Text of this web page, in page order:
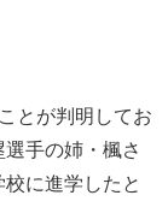
とが判明してお
手の姉・楓さ
に進学したと